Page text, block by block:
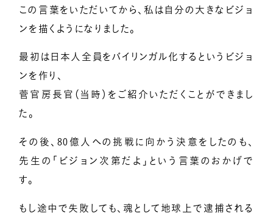
この言葉をいただいてから、私は自分の大きなビジョ
ンを描くようになりました。
最初は日本人全員をバイリンガル化するというビジョ
ンを作り、
菅官房長官（当時）をご紹介いただくことができまし
た。
その後、80億人への挑戦に向かう決意をしたのも、
先生の「ビジョン次第だよ」という言葉のおかげで
す。
もし途中で失敗しても、魂として地球上で逮捕される